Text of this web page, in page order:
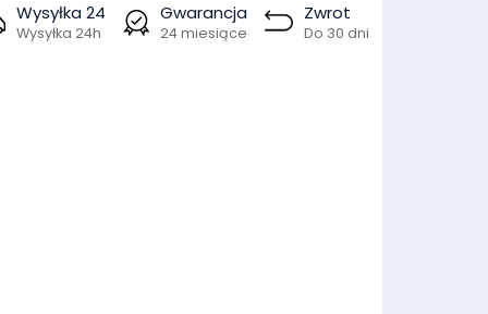
Wysyłka 24
Wysyłka 24h
Gwarancja
24 miesiące
Zwrot
Do 30 dni